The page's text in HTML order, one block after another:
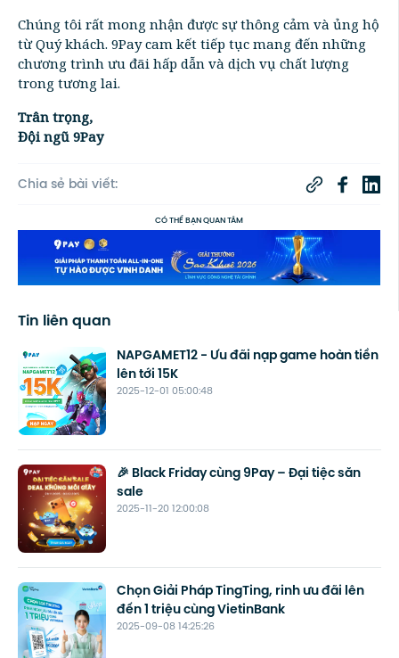
Chúng tôi rất mong nhận được sự thông cảm và ủng hộ
từ Quý khách. 9Pay cam kết tiếp tục mang đến những
chương trình ưu đãi hấp dẫn và dịch vụ chất lượng
trong tương lai.
Trân trọng,
Đội ngũ 9Pay
Chia sẻ bài viết:
CÓ THỂ BẠN QUAN TÂM
Tin liên quan
2025-12-01 05:00:48
NAPGAMET12 - Ưu đãi nạp game hoàn tiền
lên tới 15K
2025-11-20 12:00:08
🎉 Black Friday cùng 9Pay – Đại tiệc săn
sale
2025-09-08 14:25:26
Chọn Giải Pháp TingTing, rinh ưu đãi lên
đến 1 triệu cùng VietinBank